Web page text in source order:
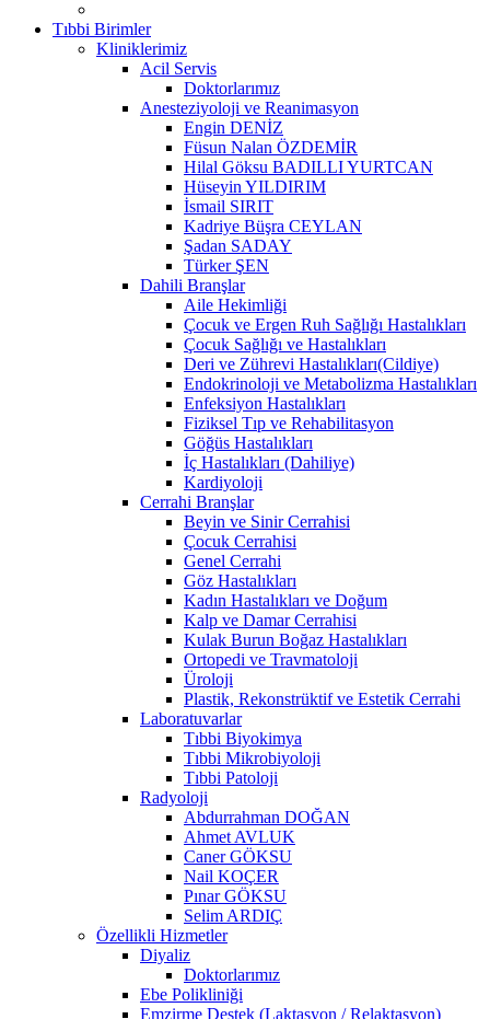
Tıbbi Birimler
Kliniklerimiz
Acil Servis
Doktorlarımız
Anesteziyoloji ve Reanimasyon
Engin DENİZ
Füsun Nalan ÖZDEMİR
Hilal Göksu BADILLI YURTCAN
Hüseyin YILDIRIM
İsmail SIRIT
Kadriye Büşra CEYLAN
Şadan SADAY
Türker ŞEN
Dahili Branşlar
Aile Hekimliği
Çocuk ve Ergen Ruh Sağlığı Hastalıkları
Çocuk Sağlığı ve Hastalıkları
Deri ve Zührevi Hastalıkları(Cildiye)
Endokrinoloji ve Metabolizma Hastalıkları
Enfeksiyon Hastalıkları
Fiziksel Tıp ve Rehabilitasyon
Göğüs Hastalıkları
İç Hastalıkları (Dahiliye)
Kardiyoloji
Cerrahi Branşlar
Beyin ve Sinir Cerrahisi
Çocuk Cerrahisi
Genel Cerrahi
Göz Hastalıkları
Kadın Hastalıkları ve Doğum
Kalp ve Damar Cerrahisi
Kulak Burun Boğaz Hastalıkları
Ortopedi ve Travmatoloji
Üroloji
Plastik, Rekonstrüktif ve Estetik Cerrahi
Laboratuvarlar
Tıbbi Biyokimya
Tıbbi Mikrobiyoloji
Tıbbi Patoloji
Radyoloji
Abdurrahman DOĞAN
Ahmet AVLUK
Caner GÖKSU
Nail KOÇER
Pınar GÖKSU
Selim ARDIÇ
Özellikli Hizmetler
Diyaliz
Doktorlarımız
Ebe Polikliniği
Emzirme Destek (Laktasyon / Relaktasyon)